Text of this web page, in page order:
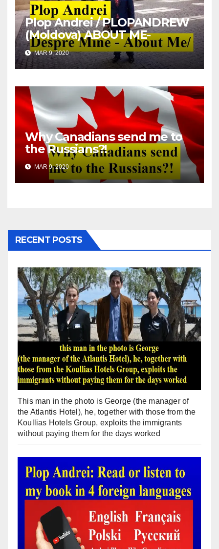
Plop Andrei / PLOPANDREW
(Moldova) ABOUT ME-
DESPRE MINE
MAR 9, 2020
Why Canadians send me to
the Russians?!
MAR 9, 2020
RECENT POSTS
This man in the photo is George (the manager of
the Atlantis Hotel), he, together with those from the
Koullias Hotels Group, exploits the immigrants
without paying them for the days worked